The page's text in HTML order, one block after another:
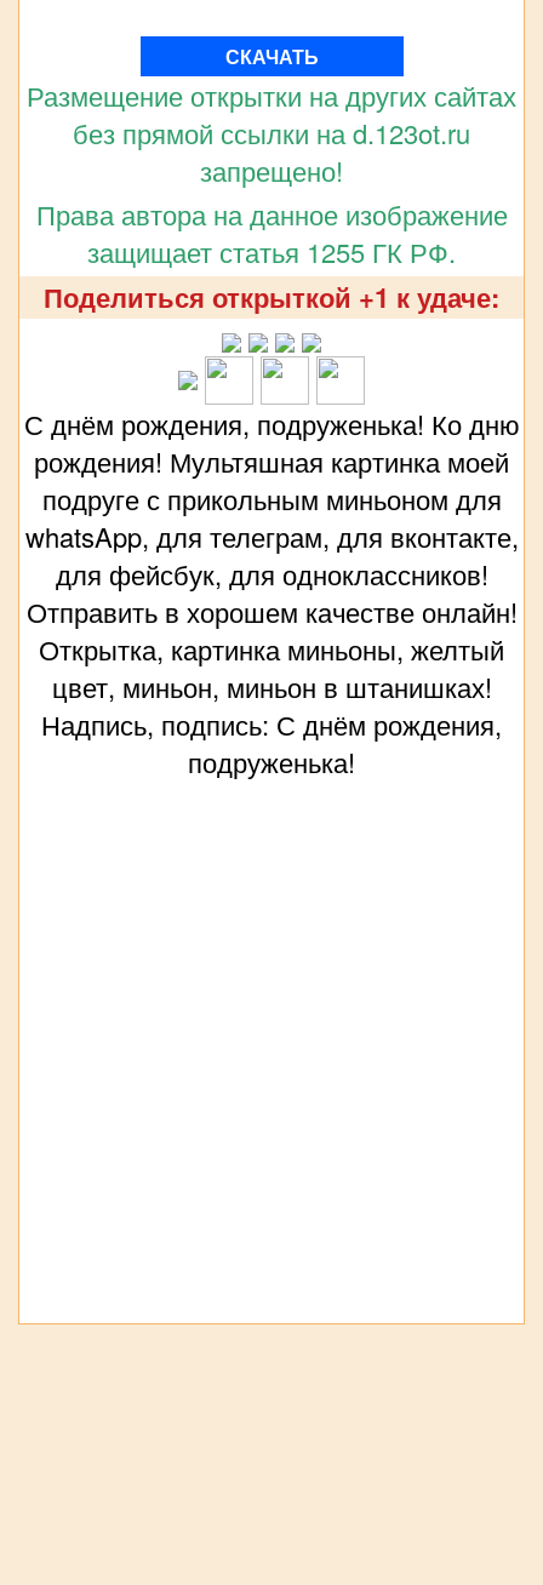
СКАЧАТЬ
Размещение открытки на других сайтах
без прямой ссылки на d.123ot.ru
запрещено!
Права автора на данное изображение
защищает статья 1255 ГК РФ.
Поделиться открыткой +1 к удаче:
С днём рождения, подруженька! Ко дню
рождения! Мультяшная картинка моей
подруге с прикольным миньоном для
whatsApp, для телеграм, для вконтакте,
для фейсбук, для одноклассников!
Отправить в хорошем качестве онлайн!
Открытка, картинка миньоны, желтый
цвет, миньон, миньон в штанишках!
Надпись, подпись: С днём рождения,
подруженька!